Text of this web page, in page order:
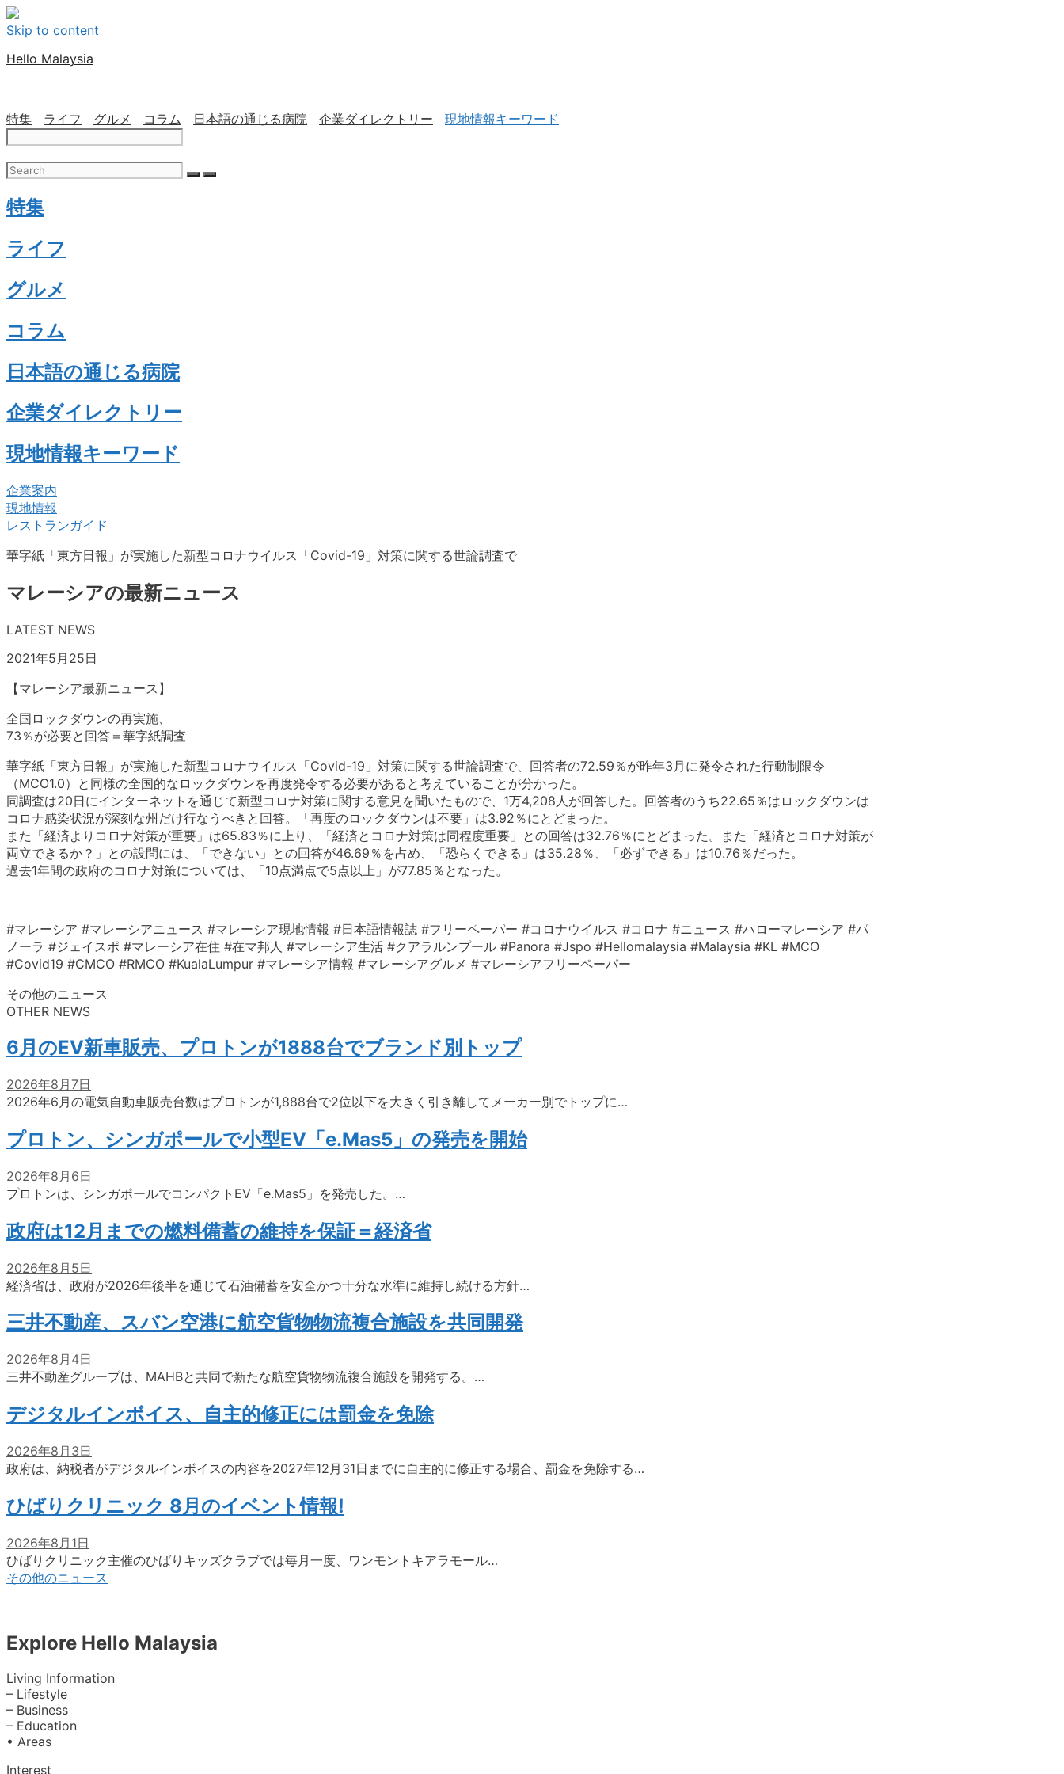
Skip to content
Hello Malaysia
特集 ライフ グルメ コラム 日本語の通じる病院 企業ダイレクトリー 現地情報キーワード
特集
ライフ
グルメ
コラム
日本語の通じる病院
企業ダイレクトリー
現地情報キーワード
企業案内
現地情報
レストランガイド
華字紙「東方日報」が実施した新型コロナウイルス「Covid-19」対策に関する世論調査で
マレーシアの最新ニュース
LATEST NEWS
2021年5月25日
【マレーシア最新ニュース】
全国ロックダウンの再実施、
73％が必要と回答＝華字紙調査
華字紙「東方日報」が実施した新型コロナウイルス「Covid-19」対策に関する世論調査で、回答者の72.59％が昨年3月に発令された行動制限令
（MCO1.0）と同様の全国的なロックダウンを再度発令する必要があると考えていることが分かった。
同調査は20日にインターネットを通じて新型コロナ対策に関する意見を聞いたもので、1万4,208人が回答した。回答者のうち22.65％はロックダウンは
コロナ感染状況が深刻な州だけ行なうべきと回答。「再度のロックダウンは不要」は3.92％にとどまった。
また「経済よりコロナ対策が重要」は65.83％に上り、「経済とコロナ対策は同程度重要」との回答は32.76％にとどまった。また「経済とコロナ対策が
両立できるか？」との設問には、「できない」との回答が46.69％を占め、「恐らくできる」は35.28％、「必ずできる」は10.76％だった。
過去1年間の政府のコロナ対策については、「10点満点で5点以上」が77.85％となった。
#マレーシア #マレーシアニュース #マレーシア現地情報 #日本語情報誌 #フリーペーパー #コロナウイルス #コロナ #ニュース #ハローマレーシア #パ
ノーラ #ジェイスポ #マレーシア在住 #在マ邦人 #マレーシア生活 #クアラルンプール #Panora #Jspo #Hellomalaysia #Malaysia #KL #MCO
#Covid19 #CMCO #RMCO #KualaLumpur #マレーシア情報 #マレーシアグルメ #マレーシアフリーペーパー
その他のニュース
OTHER NEWS
6月のEV新車販売、プロトンが1888台でブランド別トップ
2026年8月7日
2026年6月の電気自動車販売台数はプロトンが1,888台で2位以下を大きく引き離してメーカー別でトップに…
プロトン、シンガポールで小型EV「e.Mas5」の発売を開始
2026年8月6日
プロトンは、シンガポールでコンパクトEV「e.Mas5」を発売した。…
政府は12月までの燃料備蓄の維持を保証＝経済省
2026年8月5日
経済省は、政府が2026年後半を通じて石油備蓄を安全かつ十分な水準に維持し続ける方針…
三井不動産、スバン空港に航空貨物物流複合施設を共同開発
2026年8月4日
三井不動産グループは、MAHBと共同で新たな航空貨物物流複合施設を開発する。…
デジタルインボイス、自主的修正には罰金を免除
2026年8月3日
政府は、納税者がデジタルインボイスの内容を2027年12月31日までに自主的に修正する場合、罰金を免除する…
ひばりクリニック 8月のイベント情報!
2026年8月1日
ひばりクリニック主催のひばりキッズクラブでは毎月一度、ワンモントキアラモール…
その他のニュース
Explore Hello Malaysia
Living Information
– Lifestyle
– Business
– Education
• Areas
Interest